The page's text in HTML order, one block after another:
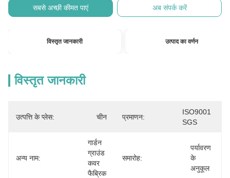
सबसे अच्छी कीमत पाएं अब संपर्क करें
विस्तृत जानकारी उत्पाद का वर्णन
विस्तृत जानकारी
उत्पत्ति के प्लेस: चीन प्रमाणन:
ISO9001
SGS
अन्य नाम:
गार्डन
ग्राउंड
कवर
फैब्रिक
समारोह:
पर्यावरण
के
अनुकूल